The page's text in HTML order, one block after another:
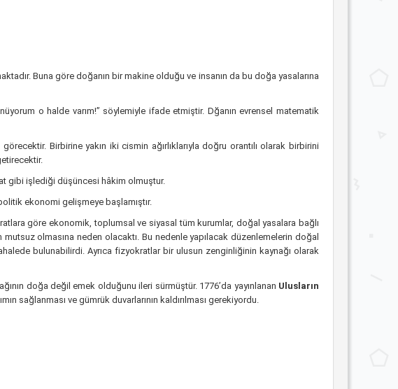
Buna göre doğanın bir makine olduğu ve insanın da bu doğa yasalarına
o halde varım!” söylemiyle ifade etmiştir. Dğanın evrensel matematik
Birbirine yakın iki cismin ağırlıklarıyla doğru orantılı olarak birbirini
gibi işlediği düşüncesi hâkim olmuştur.
ekonomi gelişmeye başlamıştır.
göre ekonomik, toplumsal ve siyasal tüm kurumlar, doğal yasalara bağlı
olmasına neden olacaktı. Bu nedenle yapılacak düzenlemelerin doğal
bulunabilirdi. Ayrıca fizyokratlar bir ulusun zenginliğinin kaynağı olarak
doğa değil emek olduğunu ileri sürmüştür. 1776’da yayınlanan Ulusların
sağlanması ve gümrük duvarlarının kaldırılması gerekiyordu.